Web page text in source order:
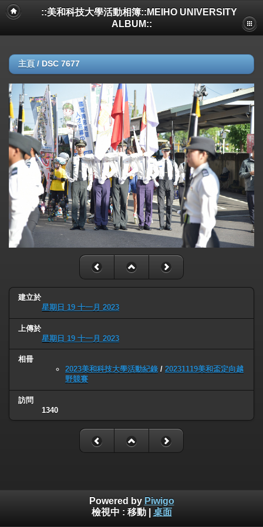
::美和科技大學活動相簿::MEIHO UNIVERSITY
ALBUM::
主頁 / DSC 7677
建立於
星期日 19 十一月 2023
上傳於
星期日 19 十一月 2023
相冊
2023美和科技大學活動紀錄 / 20231119美和盃定向越
野競賽
訪問
1340
Powered by Piwigo
檢視中 : 移動| 桌面